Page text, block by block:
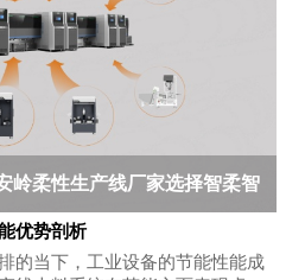
岭柔性生产线厂家选择智柔智
优势剖析
的当下，工业设备的节能性能成